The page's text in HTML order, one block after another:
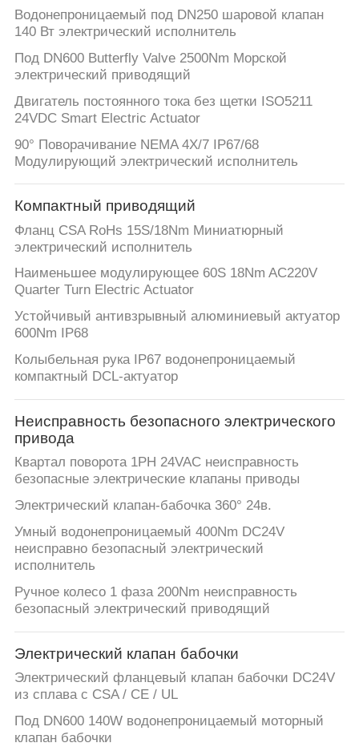
КАРТА
САЙТА
PRIVACY
POLICY
Водонепроницаемый под DN250 шаровой клапан
140 Вт электрический исполнитель
Под DN600 Butterfly Valve 2500Nm Морской
электрический приводящий
Двигатель постоянного тока без щетки ISO5211
24VDC Smart Electric Actuator
90° Поворачивание NEMA 4X/7 IP67/68
Модулирующий электрический исполнитель
Компактный приводящий
Фланц CSA RoHs 15S/18Nm Миниатюрный
электрический исполнитель
Наименьшее модулирующее 60S 18Nm AC220V
Quarter Turn Electric Actuator
Устойчивый антивзрывный алюминиевый актуатор
600Nm IP68
Колыбельная рука IP67 водонепроницаемый
компактный DCL-актуатор
Неисправность безопасного электрического
привода
Квартал поворота 1PH 24VAC неисправность
безопасные электрические клапаны приводы
Электрический клапан-бабочка 360° 24в.
Умный водонепроницаемый 400Nm DC24V
неисправно безопасный электрический
исполнитель
Ручное колесо 1 фаза 200Nm неисправность
безопасный электрический приводящий
Электрический клапан бабочки
Электрический фланцевый клапан бабочки DC24V
из сплава с CSA / CE / UL
Под DN600 140W водонепроницаемый моторный
клапан бабочки